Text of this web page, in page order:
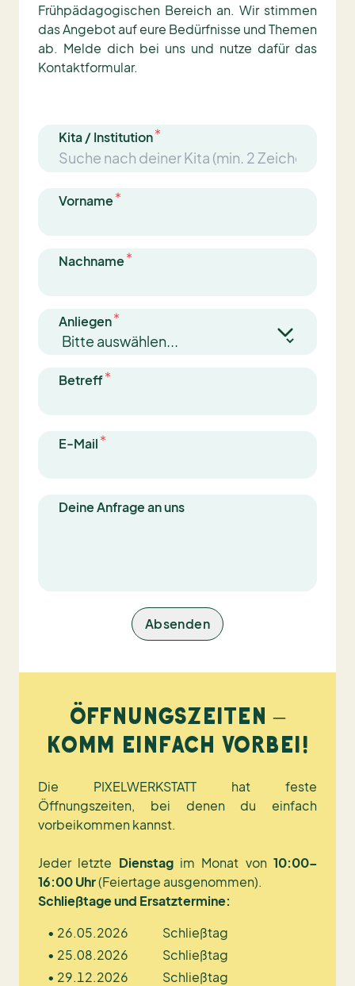
Frühpädagogischen Bereich an. Wir stimmen
das Angebot auf eure Bedürfnisse und Themen
ab. Melde dich bei uns und nutze dafür das
Kontaktformular.
Kita / Institution
Vorname
Nachname
Anliegen
Betreff
E-Mail
Deine Anfrage an uns
Absenden
ÖFFNUNGSZEITEN –
KOMM EINFACH VORBEI!
Die PIXELWERKSTATT hat feste
Öffnungszeiten, bei denen du einfach
vorbeikommen kannst.
Jeder letzte Dienstagim Monat von10:00–
16:00 Uhr(Feiertage ausgenommen).
Schließtage und Ersatztermine:
• 26.05.2026
Schließtag
• 25.08.2026
Schließtag
• 29.12.2026 Schließtag